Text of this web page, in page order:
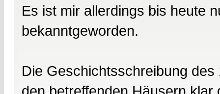
Es ist mir allerdings bis heute
bekanntgeworden.
Die Geschichtsschreibung